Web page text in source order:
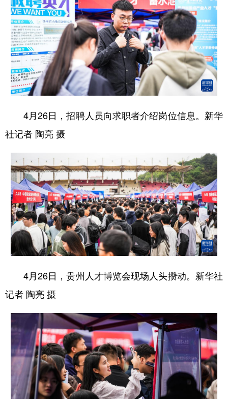
4月26日，招聘人员向求职者介绍岗位信息。新华
社记者 陶亮 摄
4月26日，贵州人才博览会现场人头攒动。新华社
记者 陶亮 摄